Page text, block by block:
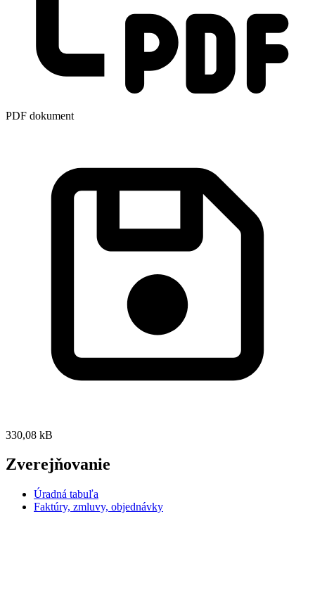
PDF dokument
330,08 kB
Zverejňovanie
Úradná tabuľa
Faktúry, zmluvy, objednávky